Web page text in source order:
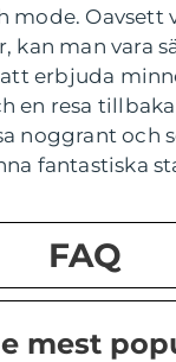
mode. Oavsett
kan man vara
erbjuda
en resa
noggrant och
fantastiska
FAQ
mest